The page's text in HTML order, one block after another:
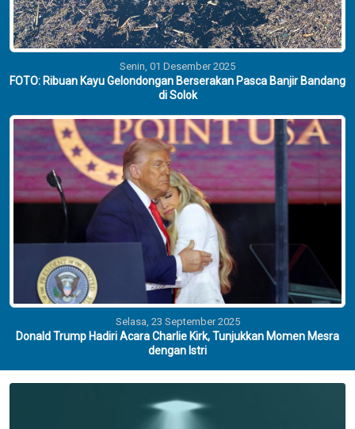
Senin, 01 Desember 2025
FOTO: Ribuan Kayu Gelondongan Berserakan Pasca Banjir Bandang
di Solok
Selasa, 23 September 2025
Donald Trump Hadiri Acara Charlie Kirk, Tunjukkan Momen Mesra
dengan Istri